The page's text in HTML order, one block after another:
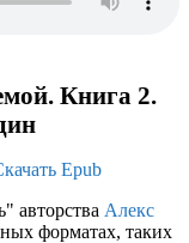
Книга 2.
Epub
авторства Алекс
форматах, таких